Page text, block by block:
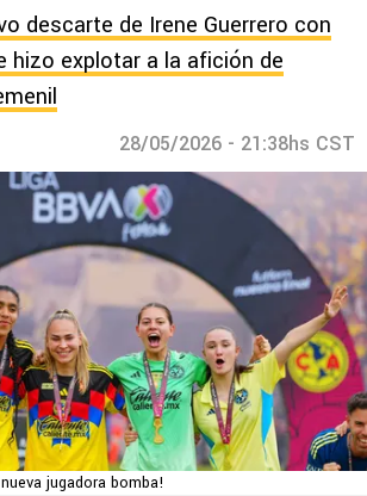
descarte de Irene Guerrero con
hizo explotar a la afición de
28/05/2026 - 21:38hs CST
jugadora bomba!